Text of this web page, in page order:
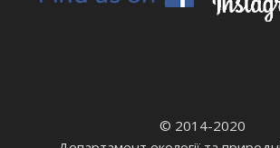
© 2014-2020